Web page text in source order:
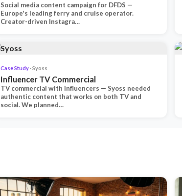
Social media content campaign for DFDS —
Europe's leading ferry and cruise operator.
Creator-driven Instagra…
Case Study· Syoss
Influencer TV Commercial
TV commercial with influencers — Syoss needed
authentic content that works on both TV and
social. We planned…